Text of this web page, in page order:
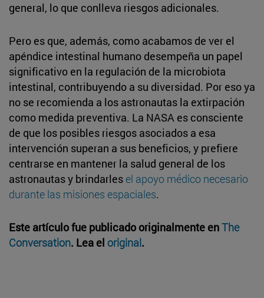
general, lo que conlleva riesgos adicionales.
Pero es que, además, como acabamos de ver el
apéndice intestinal humano desempeña un papel
significativo en la regulación de la microbiota
intestinal, contribuyendo a su diversidad. Por eso ya
no se recomienda a los astronautas la extirpación
como medida preventiva. La NASA es consciente
de que los posibles riesgos asociados a esa
intervención superan a sus beneficios, y prefiere
centrarse en mantener la salud general de los
astronautas y brindarles el apoyo médico necesario
durante las misiones espaciales.
Este artículo fue publicado originalmente enThe
Conversation. Lea el original.